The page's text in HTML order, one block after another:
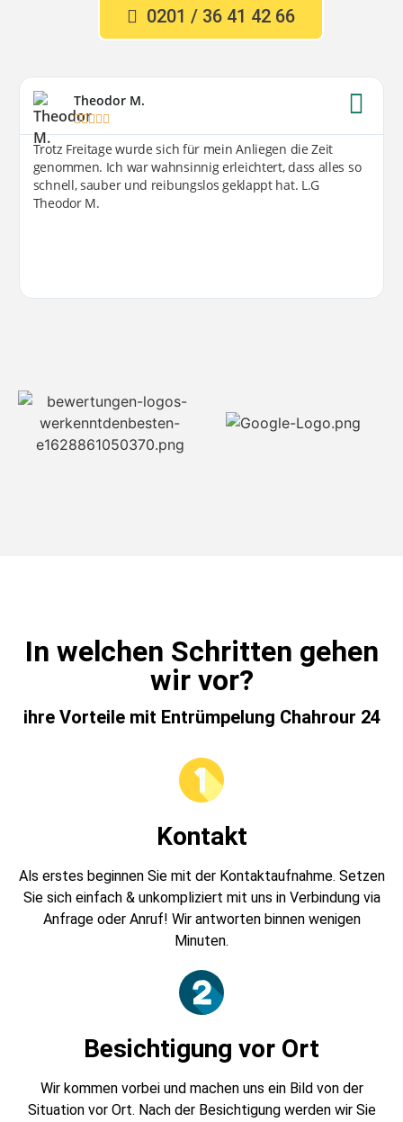
0201 / 36 41 42 66
Theodor M.
  
Trotz Freitage wurde sich für mein Anliegen die Zeit
genommen. Ich war wahnsinnig erleichtert, dass alles so
schnell, sauber und reibungslos geklappt hat. L.G
Theodor M.
In welchen Schritten gehen
wir vor?
ihre Vorteile mit Entrümpelung Chahrour 24
Kontakt
Als erstes beginnen Sie mit der Kontaktaufnahme. Setzen
Sie sich einfach & unkompliziert mit uns in Verbindung via
Anfrage oder Anruf! Wir antworten binnen wenigen
Minuten.
Besichtigung vor Ort
Wir kommen vorbei und machen uns ein Bild von der
Situation vor Ort. Nach der Besichtigung werden wir Sie